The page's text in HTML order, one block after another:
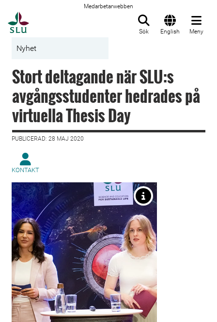
Medarbetarwebben
Sök English Meny
Nyhet
Stort deltagande när SLU:s
avgångsstudenter hedrades på
virtuella Thesis Day
PUBLICERAD: 28 MAJ 2020
KONTAKT